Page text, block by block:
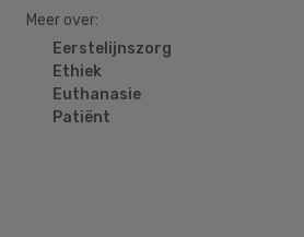
Meer over:
Eerstelijnszorg
Ethiek
Euthanasie
Patiënt